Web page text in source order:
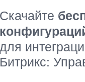
Скачайте
для
Битрикс: